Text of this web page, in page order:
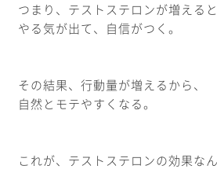
つまり、テストステロンが増えると
やる気が出て、自信がつく。
その結果、行動量が増えるから、
自然とモテやすくなる。
これが、テストステロンの効果なん